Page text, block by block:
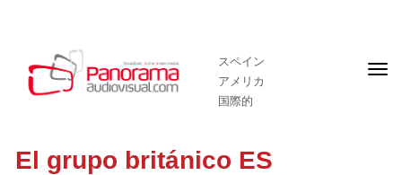
スペイン
アメリカ
国際的
フ
El grupo británico ES